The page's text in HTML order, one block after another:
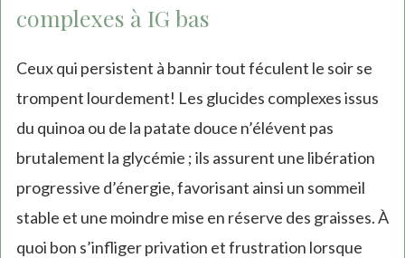
complexes à IG bas
Ceux qui persistent à bannir tout féculent le soir se
trompent lourdement! Les glucides complexes issus
du quinoa ou de la patate douce n’élévent pas
brutalement la glycémie ; ils assurent une libération
progressive d’énergie, favorisant ainsi un sommeil
stable et une moindre mise en réserve des graisses. À
quoi bon s’infliger privation et frustration lorsque